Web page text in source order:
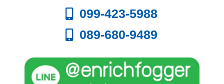
099-423-5988
089-680-9489